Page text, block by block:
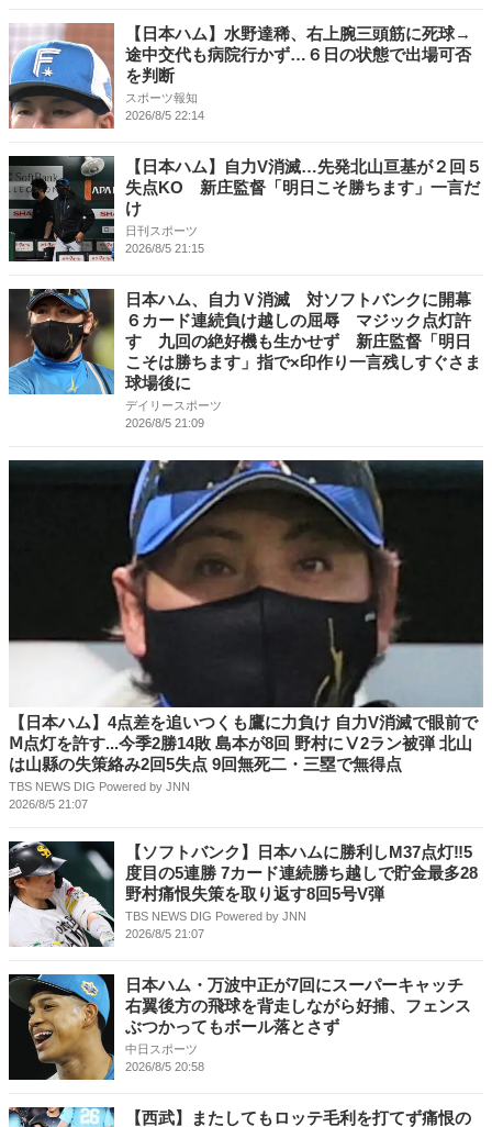
【日本ハム】水野達稀、右上腕三頭筋に死球→
途中交代も病院行かず…６日の状態で出場可否
を判断
スポーツ報知
2026/8/5 22:14
【日本ハム】自力V消滅…先発北山亘基が２回５
失点KO 新庄監督「明日こそ勝ちます」一言だ
け
日刊スポーツ
2026/8/5 21:15
日本ハム、自力Ｖ消滅 対ソフトバンクに開幕
６カード連続負け越しの屈辱 マジック点灯許
す 九回の絶好機も生かせず 新庄監督「明日
こそは勝ちます」指で×印作り一言残しすぐさま
球場後に
デイリースポーツ
2026/8/5 21:09
【日本ハム】4点差を追いつくも鷹に力負け 自力V消滅で眼前で
Ⅿ点灯を許す...今季2勝14敗 島本が8回 野村にⅤ2ラン被弾 北山
は山縣の失策絡み2回5失点 9回無死二・三塁で無得点
TBS NEWS DIG Powered by JNN
2026/8/5 21:07
【ソフトバンク】日本ハムに勝利しM37点灯‼5
度目の5連勝 7カード連続勝ち越しで貯金最多28
野村痛恨失策を取り返す8回5号V弾
TBS NEWS DIG Powered by JNN
2026/8/5 21:07
日本ハム・万波中正が7回にスーパーキャッチ
右翼後方の飛球を背走しながら好捕、フェンス
ぶつかってもボール落とさず
中日スポーツ
2026/8/5 20:58
【西武】またしてもロッテ毛利を打てず痛恨の